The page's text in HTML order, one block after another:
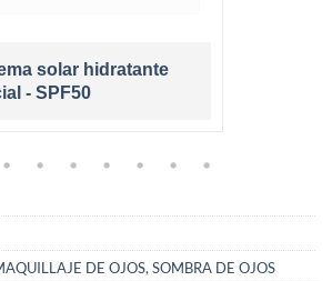
solar hidratante
- SPF50
DE OJOS,SOMBRA DE OJOS